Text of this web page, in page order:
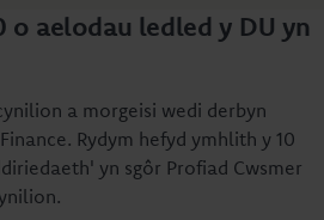
o aelodau ledled y DU yn
a morgeisi wedi derbyn
Rydym hefyd ymhlith y 10
yn sgôr Profiad Cwsmer